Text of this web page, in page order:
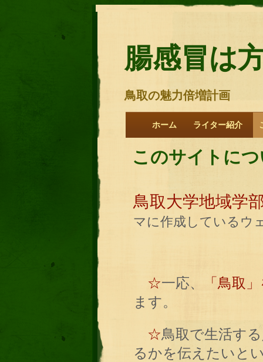
腸感冒は
鳥取の魅力倍増計画
ホーム ライター紹介
このサイトに
鳥取大学地域学
マに作成しているウ
☆一応、
「鳥取
ます。
☆鳥取で生活す
るかを伝えたいと